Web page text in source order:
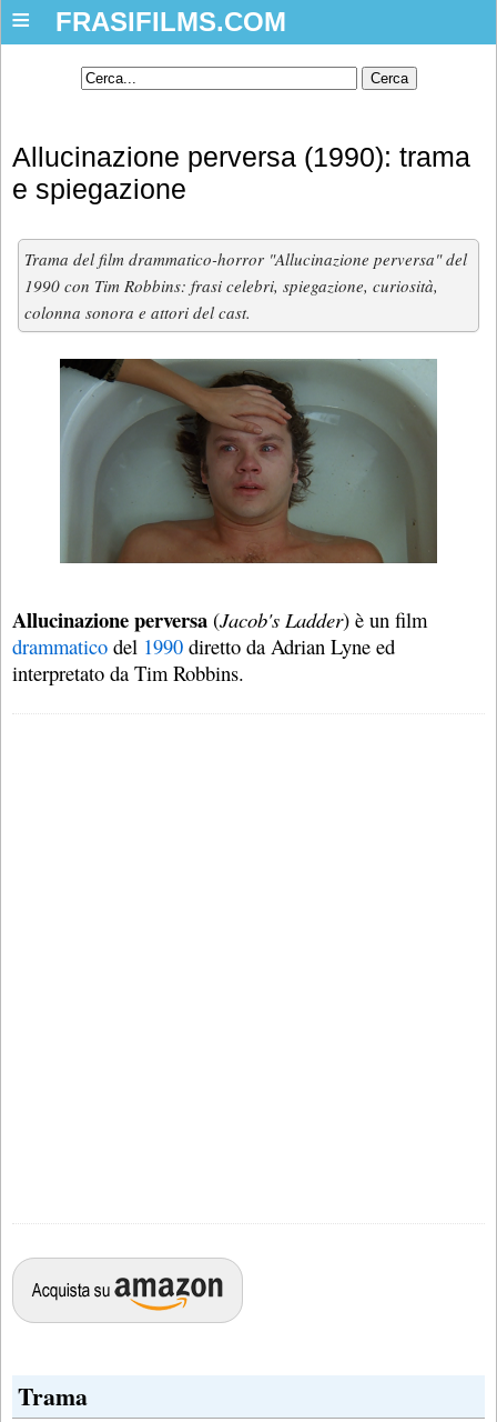
FRASIFILMS.COM
≡
Allucinazione perversa (1990): trama
e spiegazione
Trama del film drammatico-horror "Allucinazione perversa" del
1990 con Tim Robbins: frasi celebri, spiegazione, curiosità,
colonna sonora e attori del cast.
Allucinazione perversa (Jacob's Ladder) è un film
drammatico del 1990 diretto da Adrian Lyne ed
interpretato da Tim Robbins.
Trama